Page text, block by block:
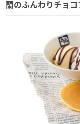
蘭のふんわりチョコ